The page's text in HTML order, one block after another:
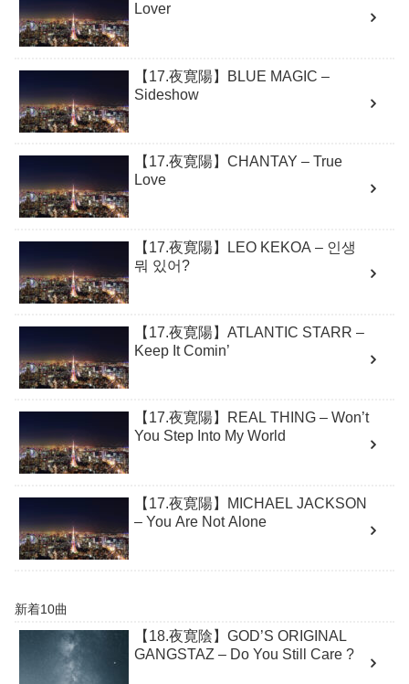
Lover
【17.夜寛陽】BLUE MAGIC –
Sideshow
【17.夜寛陽】CHANTAY – True
Love
【17.夜寛陽】LEO KEKOA – 인생
뭐 있어?
【17.夜寛陽】ATLANTIC STARR –
Keep It Comin’
【17.夜寛陽】REAL THING – Won’t
You Step Into My World
【17.夜寛陽】MICHAEL JACKSON
– You Are Not Alone
新着10曲
【18.夜寛陰】GOD’S ORIGINAL
GANGSTAZ – Do You Still Care ?